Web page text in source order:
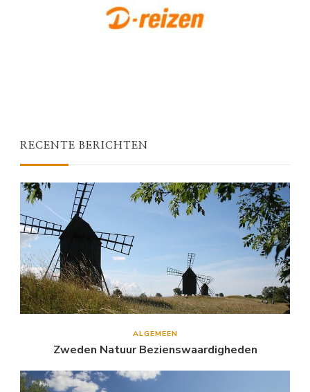
RECENTE BERICHTEN
ALGEMEEN
Zweden Natuur Bezienswaardigheden